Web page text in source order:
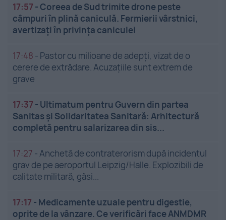
17:57 -Coreea de Sud trimite drone peste
câmpuri în plină caniculă. Fermierii vârstnici,
avertizați în privința caniculei
17:48 - Pastor cu milioane de adepți, vizat de o
cerere de extrădare. Acuzațiile sunt extrem de
grave
17:37 - Ultimatum pentru Guvern din partea
Sanitas și Solidaritatea Sanitară: Arhitectură
completă pentru salarizarea din sis...
17:27 -Anchetă de contraterorism după incidentul
grav de pe aeroportul Leipzig/Halle. Explozibili de
calitate militară, găsi...
17:17 - Medicamente uzuale pentru digestie,
oprite de la vânzare. Ce verificări face ANMDMR